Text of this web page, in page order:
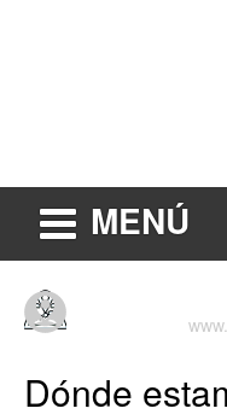
MENÚ
Dónde